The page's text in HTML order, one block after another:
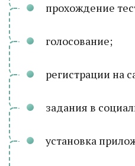
прохождение
голосование;
регистрации на
задания в
установка